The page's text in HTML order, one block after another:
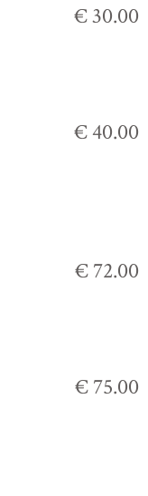
€ 30.00
€ 40.00
€ 72.00
€ 75.00